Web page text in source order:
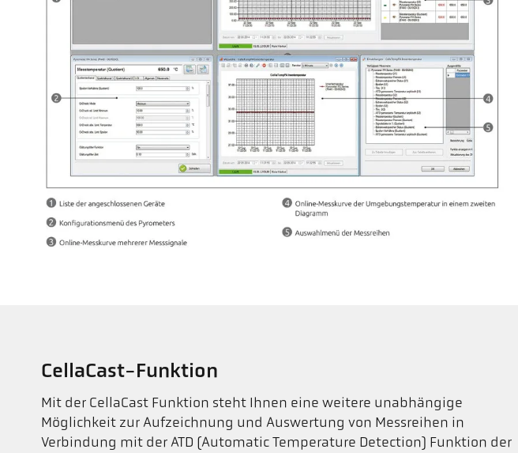
CellaCast-Funktion
Mit der CellaCast Funktion steht Ihnen eine weitere unabhängige
Möglichkeit zur Aufzeichnung und Auswertung von Messreihen in
Verbindung mit der ATD (Automatic Temperature Detection) Funktion der